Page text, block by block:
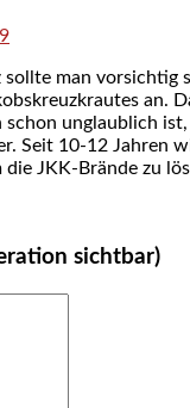
man
schon unglaublich
Seit 10-12 Jahren
die JKK-Brände zu
sichtbar)